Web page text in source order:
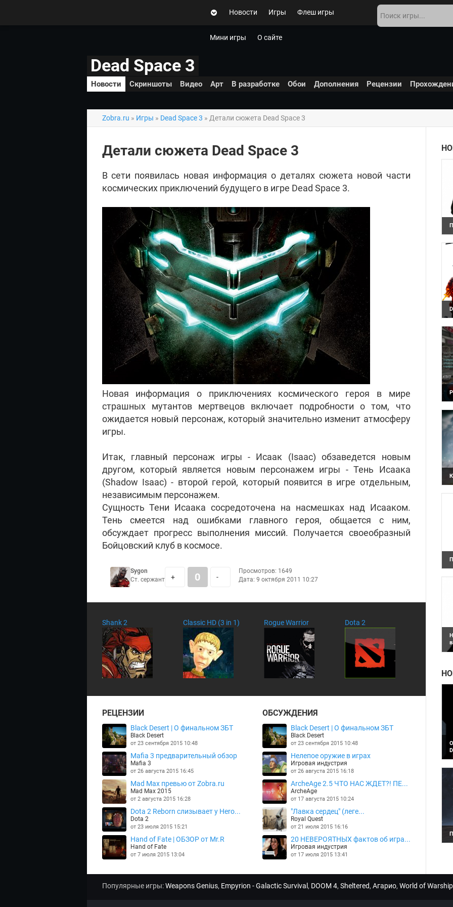
т
Новости Игры Флеш игры
Мини игры О сайте
Dead Space 3
Новости Скриншоты Видео Арт В разработке Обои Дополнения Рецензии
Zobra.ru » Игры » Dead Space 3 » Детали сюжета Dead Space 3
Детали сюжета Dead Space 3
В сети появилась новая информация о деталях сюжета новой части
космических приключений будущего в игре Dead Space 3.
Новая информация о приключениях космического героя в мире
страшных мутантов мертвецов включает подробности о том, что
ожидается новый персонаж, который значительно изменит атмосферу
игры.
Итак, главный персонаж игры - Исаак (Isaac) обзаведется новым
другом, который является новым персонажем игры - Тень Исаака
(Shadow Isaac) - второй герой, который появится в игре отдельным,
независимым персонажем.
Сущность Тени Исаака сосредоточена на насмешках над Исааком.
Тень смеется над ошибками главного героя, общается с ним,
обсуждает прогресс выполнения миссий. Получается своеобразный
Бойцовский клуб в космосе.
Sygon
Ст. сержант
+ 0 -
Просмотров: 1649
Дата: 9 октября 2011 10:27
Shank 2 Classic HD (3 in 1) Rogue Warrior Dota 2
РЕЦЕНЗИИ
Black Desert | О финальном ЗБТ
Black Desert
от 23 сентября 2015 10:48
Mafia 3 предварительный обзор
Mafia 3
от 26 августа 2015 16:45
Mad Max превью от Zobra.ru
Mad Max 2015
от 2 августа 2015 16:28
Dota 2 Reborn слизывает у Hero...
Dota 2
от 23 июля 2015 15:21
Hand of Fate | ОБЗОР от Mr.R
Hand of Fate
от 7 июля 2015 13:04
ОБСУЖДЕНИЯ
Black Desert | О финальном ЗБТ
Black Desert
от 23 сентября 2015 10:48
Нелепое оружие в играх
Игровая индустрия
от 26 августа 2015 16:18
ArcheAge 2.5 ЧТО НАС ЖДЕТ?! ПЕ...
ArcheAge
от 17 августа 2015 10:24
"Лавка сердец" (леге...
Royal Quest
от 21 июля 2015 16:16
20 НЕВЕРОЯТНЫХ фактов об игра...
Игровая индустрия
от 17 июля 2015 13:41
Популярные игры:Weapons Genius, Empyrion - Galactic Survival, DOOM 4, Sheltered, Агарио, World of